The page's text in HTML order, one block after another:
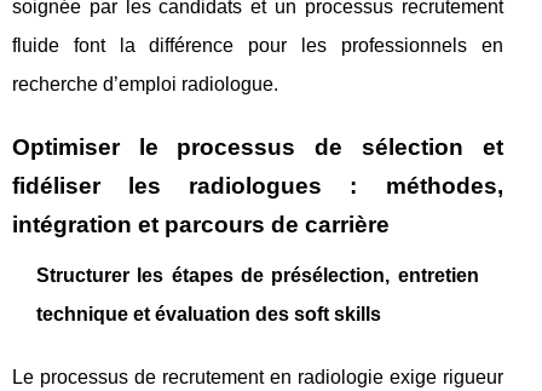
soignée par les candidats et un processus recrutement
fluide font la différence pour les professionnels en
recherche d’emploi radiologue.
Optimiser le processus de sélection et
fidéliser les radiologues : méthodes,
intégration et parcours de carrière
Structurer les étapes de présélection, entretien
technique et évaluation des soft skills
Le processus de recrutement en radiologie exige rigueur